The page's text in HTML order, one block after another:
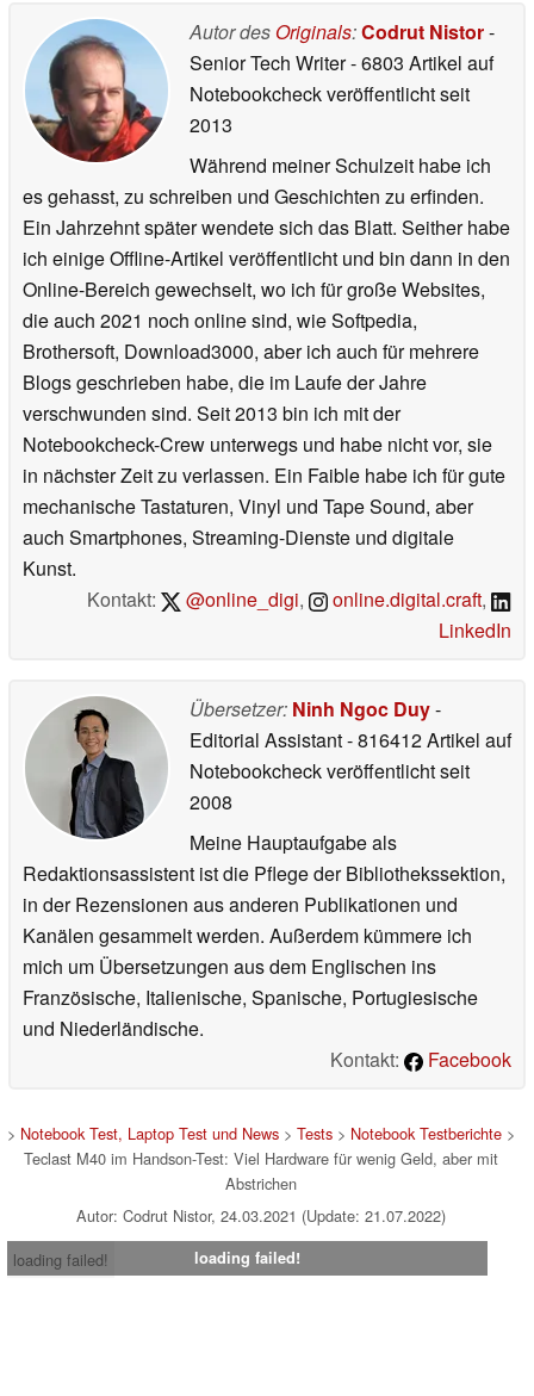
Autor des Originals:Codrut Nistor-
Senior Tech Writer- 6803 Artikel auf
Notebookcheck veröffentlichtseit
2013
Während meiner Schulzeit habe ich
es gehasst, zu schreiben und Geschichten zu erfinden.
Ein Jahrzehnt später wendete sich das Blatt. Seither habe
ich einige Offline-Artikel veröffentlicht und bin dann in den
Online-Bereich gewechselt, wo ich für große Websites,
die auch 2021 noch online sind, wie Softpedia,
Brothersoft, Download3000, aber ich auch für mehrere
Blogs geschrieben habe, die im Laufe der Jahre
verschwunden sind. Seit 2013 bin ich mit der
Notebookcheck-Crew unterwegs und habe nicht vor, sie
in nächster Zeit zu verlassen. Ein Faible habe ich für gute
mechanische Tastaturen, Vinyl und Tape Sound, aber
auch Smartphones, Streaming-Dienste und digitale
Kunst.
Kontakt:
@online_digi, online.digital.craft,
LinkedIn
Übersetzer: Ninh Ngoc Duy-
Editorial Assistant- 816412 Artikel auf
Notebookcheck veröffentlichtseit
2008
Meine Hauptaufgabe als
Redaktionsassistent ist die Pflege der Bibliothekssektion,
in der Rezensionen aus anderen Publikationen und
Kanälen gesammelt werden. Außerdem kümmere ich
mich um Übersetzungen aus dem Englischen ins
Französische, Italienische, Spanische, Portugiesische
und Niederländische.
Kontakt:
Facebook
> Notebook Test, Laptop Test und News > Tests > Notebook Testberichte >
Teclast M40 im Handson-Test: Viel Hardware für wenig Geld, aber mit
Abstrichen
Autor: Codrut Nistor, 24.03.2021 (Update: 21.07.2022)
loading failed!
loading failed!